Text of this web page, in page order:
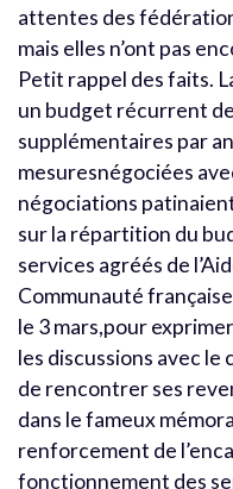
attentes des
mais elles n’ont pas
Petit rappel des faits.
un budget récurrent
supplémentaires par
mesuresnégociées
négociations
sur la répartition du
services agréés de
Communauté
le 3 mars,pour
les discussions avec
de rencontrer ses
dans le fameux
renforcement de
fonctionnement des